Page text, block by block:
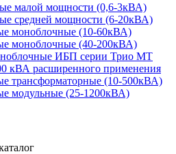
малой мощности (0,6-3кВА)
средней мощности (6-20кВА)
моноблочные (10-60кВА)
моноблочные (40-200кВА)
ИБП серии Трио МТ
кВА расширенного применения
трансформаторные (10-500кВА)
модульные (25-1200кВА)